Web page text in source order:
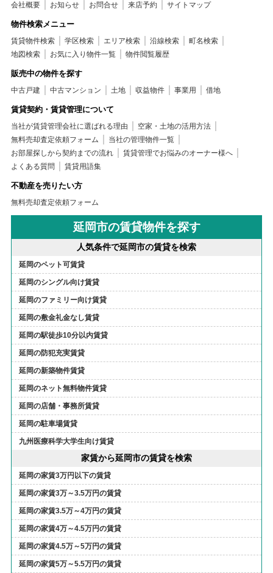
会社概要
お知らせ お問合せ 来店予約 サイトマップ
物件検索メニュー
賃貸物件検索 学区検索 エリア検索 沿線検索
町名検索
地図検索
お気に入り物件一覧 物件閲覧履歴
販売中の物件を探す
中古戸建 中古マンション 土地 収益物件 事業用 借地
賃貸契約・賃貸管理について
当社が賃貸管理会社に選ばれる理由
空家・土地の活用方法
無料売却査定依頼フォーム
当社の管理物件一覧
お部屋探しから契約までの流れ
賃貸管理でお悩みのオーナー様へ
よくある質問
賃貸用語集
不動産を売りたい方
無料売却査定依頼フォーム
延岡市の賃貸物件を探す
人気条件で延岡市の賃貸を検索
延岡のペット可賃貸
延岡のシングル向け賃貸
延岡のファミリー向け賃貸
延岡の敷金礼金なし賃貸
延岡の駅徒歩10分以内賃貸
延岡の防犯充実賃貸
延岡の新築物件賃貸
延岡のネット無料物件賃貸
延岡の店舗・事務所賃貸
延岡の駐車場賃貸
九州医療科学大学生向け賃貸
家賃から延岡市の賃貸を検索
延岡の家賃3万円以下の賃貸
延岡の家賃3万～3.5万円の賃貸
延岡の家賃3.5万～4万円の賃貸
延岡の家賃4万～4.5万円の賃貸
延岡の家賃4.5万～5万円の賃貸
延岡の家賃5万～5.5万円の賃貸